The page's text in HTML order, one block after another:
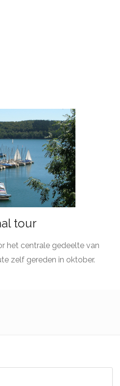
tour
het centrale gedeelte van
zelf gereden in oktober.